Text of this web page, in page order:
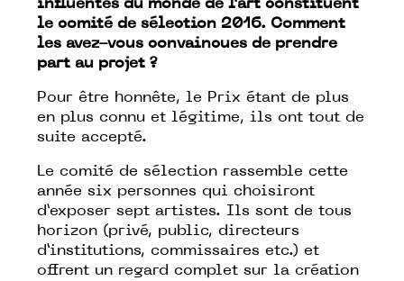
influentes du monde de l’art constituent
le comité de sélection 2016. Comment
les avez-vous convaincues de prendre
part au projet ?
Pour être honnête, le Prix étant de plus
en plus connu et légitime, ils ont tout de
suite accepté.
Le comité de sélection rassemble cette
année six personnes qui choisiront
d’exposer sept artistes. Ils sont de tous
horizon (privé, public, directeurs
d’institutions, commissaires etc.) et
offrent un regard complet sur la création